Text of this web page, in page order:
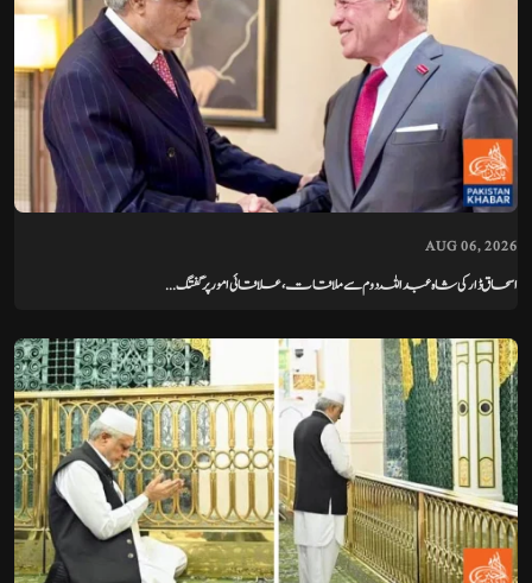
AUG 06, 2026
اسحاق ڈار کی شاہ عبداللہ دوم سے ملاقات، علاقائی امور پر گفتگ...